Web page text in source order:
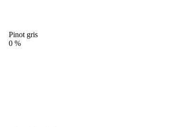
Pinot gris
0 %